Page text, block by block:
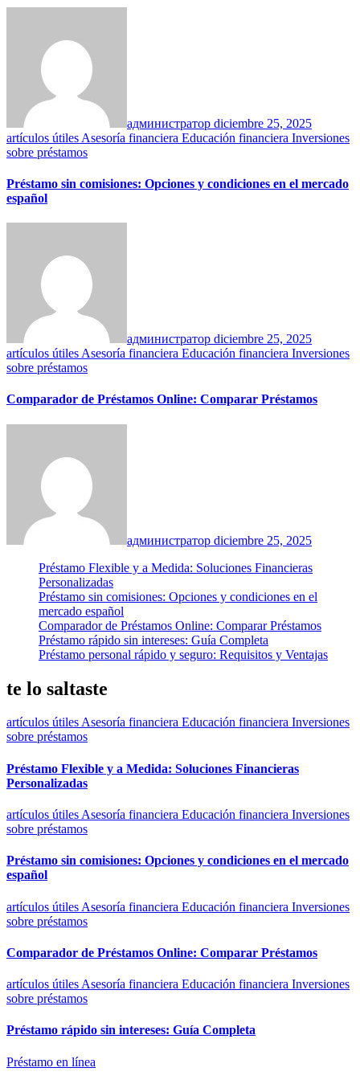
администратор diciembre 25, 2025
artículos útiles Asesoría financiera Educación financiera Inversiones
sobre préstamos
Préstamo sin comisiones: Opciones y condiciones en el mercado
español
администратор diciembre 25, 2025
artículos útiles Asesoría financiera Educación financiera Inversiones
sobre préstamos
Comparador de Préstamos Online: Comparar Préstamos
администратор diciembre 25, 2025
Préstamo Flexible y a Medida: Soluciones Financieras
Personalizadas
Préstamo sin comisiones: Opciones y condiciones en el
mercado español
Comparador de Préstamos Online: Comparar Préstamos
Préstamo rápido sin intereses: Guía Completa
Préstamo personal rápido y seguro: Requisitos y Ventajas
te lo saltaste
artículos útilesAsesoría financiera Educación financiera Inversiones
sobre préstamos
Préstamo Flexible y a Medida: Soluciones Financieras
Personalizadas
artículos útiles Asesoría financiera Educación financiera Inversiones
sobre préstamos
Préstamo sin comisiones: Opciones y condiciones en el mercado
español
artículos útiles Asesoría financiera Educación financiera Inversiones
sobre préstamos
Comparador de Préstamos Online: Comparar Préstamos
artículos útiles Asesoría financiera Educación financiera Inversiones
sobre préstamos
Préstamo rápido sin intereses: Guía Completa
Préstamo en línea